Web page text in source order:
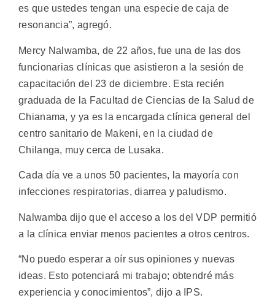
es que ustedes tengan una especie de caja de
resonancia”, agregó.
Mercy Nalwamba, de 22 años, fue una de las dos
funcionarias clínicas que asistieron a la sesión de
capacitación del 23 de diciembre. Esta recién
graduada de la Facultad de Ciencias de la Salud de
Chianama, y ya es la encargada clínica general del
centro sanitario de Makeni, en la ciudad de
Chilanga, muy cerca de Lusaka.
Cada día ve a unos 50 pacientes, la mayoría con
infecciones respiratorias, diarrea y paludismo.
Nalwamba dijo que el acceso a los del VDP permitió
a la clínica enviar menos pacientes a otros centros.
“No puedo esperar a oír sus opiniones y nuevas
ideas. Esto potenciará mi trabajo; obtendré más
experiencia y conocimientos”, dijo a IPS.